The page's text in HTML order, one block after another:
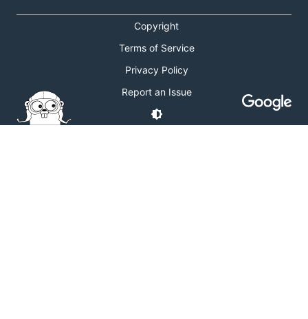
Copyright
Terms of Service
Privacy Policy
Report an Issue